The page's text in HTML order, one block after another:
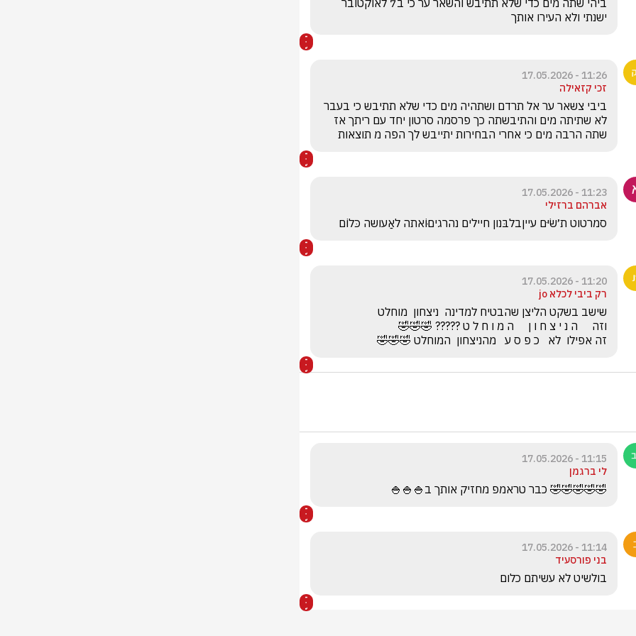
ישנתי ולא העירו אותך
11:26 - 17.05.2026
זכי קזאילה
שתה הרבה מים כי אחרי הבחירות יתייבש לך הפה מ תוצאות
11:23 - 17.05.2026
אברהם ברזילי
סמרטוט ת׳שׂיּם עייןבלבּנון חיילים נהרגיםּוֹאתה לאַעושה כּלוֹם
11:20 - 17.05.2026
רק ביבי לכלא jo
זה אפילו  לא   כ פ ס ע   מהניצחון  המוחלט 🤣🤣🤣
11:15 - 17.05.2026
לי ברגמן
🤣🤣🤣🤣🤣 כבר טראמפ מחזיק אותך ב🍚🍚🍚
11:14 - 17.05.2026
בני פורסעיד
בולשיט לא עשיתם כלום